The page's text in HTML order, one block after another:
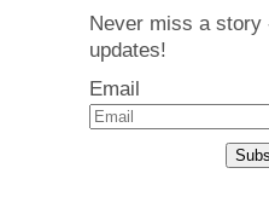
Never miss a story
updates!
Email